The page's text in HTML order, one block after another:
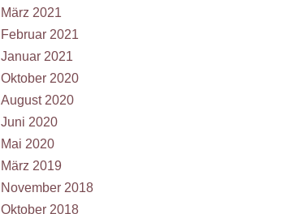
März 2021
Februar 2021
Januar 2021
Oktober 2020
August 2020
Juni 2020
Mai 2020
März 2019
November 2018
Oktober 2018